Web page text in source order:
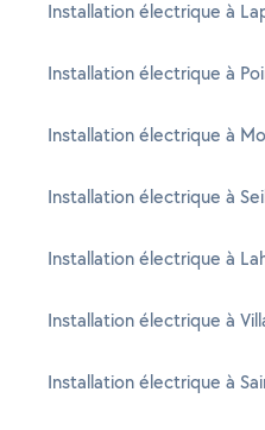
Installation électrique à
Installation électrique à
Installation électrique à
Installation électrique à
Installation électrique à
Installation électrique à
Installation électrique à